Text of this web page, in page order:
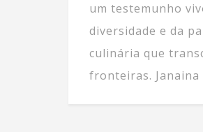
um testemunho
diversidade e da
culinária que
fronteiras. Janaina